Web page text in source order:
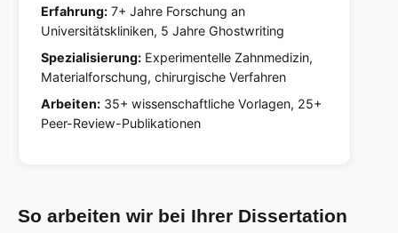
Erfahrung: 7+ Jahre Forschung an
Universitätskliniken, 5 Jahre Ghostwriting
Spezialisierung: Experimentelle Zahnmedizin,
Materialforschung, chirurgische Verfahren
Arbeiten: 35+ wissenschaftliche Vorlagen, 25+
Peer-Review-Publikationen
So arbeiten wir bei Ihrer Dissertation